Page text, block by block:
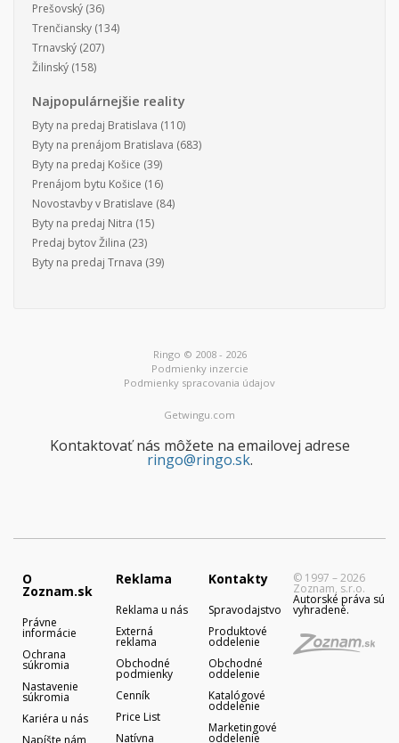
Prešovský (36)
Trenčiansky (134)
Trnavský (207)
Žilinský (158)
Najpopulárnejšie reality
Byty na predaj Bratislava (110)
Byty na prenájom Bratislava (683)
Byty na predaj Košice (39)
Prenájom bytu Košice (16)
Novostavby v Bratislave (84)
Byty na predaj Nitra (15)
Predaj bytov Žilina (23)
Byty na predaj Trnava (39)
Ringo © 2008 - 2026
Podmienky inzercie
Podmienky spracovania údajov
Getwingu.com
Kontaktovať nás môžete na emailovej adrese
ringo@ringo.sk.
O
Zoznam.sk
Právne
informácie
Ochrana
súkromia
Nastavenie
súkromia
Kariéra u nás
Reklama
Reklama u nás
Externá
reklama
Obchodné
podmienky
Cenník
Price List
Natívna
Kontakty
Spravodajstvo
Produktové
oddelenie
Obchodné
oddelenie
Katalógové
oddelenie
Marketingové
oddelenie
© 1997 – 2026
Zoznam, s.r.o.
Autorské práva sú
vyhradené.